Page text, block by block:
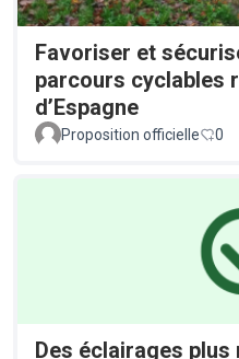
Favoriser et
parcours cyclables
d’Espagne
Proposition officielle 0
Des éclairages plus